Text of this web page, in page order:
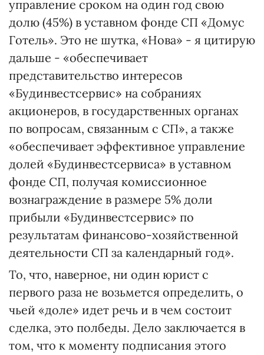
управление сроком на один год свою
долю (45%) в уставном фонде СП «Домус
Готель». Это не шутка, «Нова» - я цитирую
дальше - «обеспечивает
представительство интересов
«Будинвестсервис» на собраниях
акционеров, в государственных органах
по вопросам, связанным с СП», а также
«обеспечивает эффективное управление
долей «Будинвестсервиса» в уставном
фонде СП, получая комиссионное
вознаграждение в размере 5% доли
прибыли «Будинвестсервис» по
результатам финансово-хозяйственной
деятельности СП за календарный год».
То, что, наверное, ни один юрист с
первого раза не возьмется определить, о
чьей «доле» идет речь и в чем состоит
сделка, это полбеды. Дело заключается в
том, что к моменту подписания этого